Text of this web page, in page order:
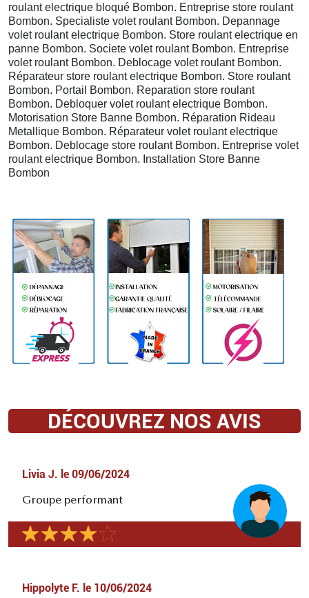
roulant electrique bloqué Bombon. Entreprise store roulant
Bombon. Specialiste volet roulant Bombon. Depannage
volet roulant electrique Bombon. Store roulant electrique en
panne Bombon. Societe volet roulant Bombon. Entreprise
volet roulant Bombon. Deblocage volet roulant Bombon.
Réparateur store roulant electrique Bombon. Store roulant
Bombon. Portail Bombon. Reparation store roulant
Bombon. Debloquer volet roulant electrique Bombon.
Motorisation Store Banne Bombon. Réparation Rideau
Metallique Bombon. Réparateur volet roulant electrique
Bombon. Deblocage store roulant Bombon. Entreprise volet
roulant electrique Bombon. Installation Store Banne
Bombon
DÉCOUVREZ NOS AVIS
Livia J. le 09/06/2024
Groupe performant
Hippolyte F. le 10/06/2024